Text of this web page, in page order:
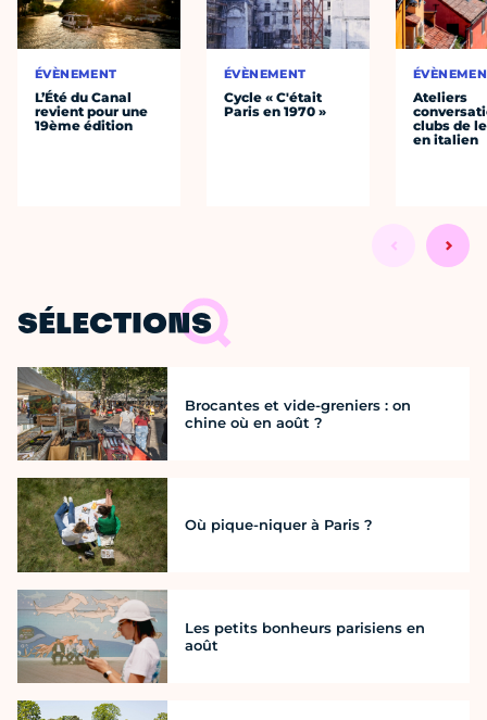
ÉVÈNEMENT
L’Été du Canal
revient pour une
19ème édition
ÉVÈNEMENT
Cycle « C'était
Paris en 1970 »
Ateliers
clubs de
en italien
SÉLECTIONS
Brocantes et vide-greniers : on
chine où en août ?
Où pique-niquer à Paris ?
Les petits bonheurs parisiens en
août